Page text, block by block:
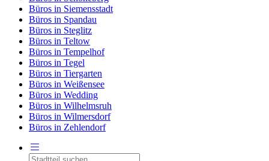
Büros in Siemensstadt
Büros in Spandau
Büros in Steglitz
Büros in Teltow
Büros in Tempelhof
Büros in Tegel
Büros in Tiergarten
Büros in Weißensee
Büros in Wedding
Büros in Wilhelmsruh
Büros in Wilmersdorf
Büros in Zehlendorf